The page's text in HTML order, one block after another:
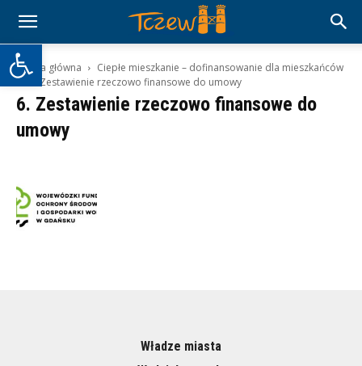
Otwórz pasek narzędzi
Strona główna
Ciepłe mieszkanie – dofinansowanie dla mieszkańców
6. Zestawienie rzeczowo finansowe do umowy
6. Zestawienie rzeczowo finansowe do
umowy
Władze miasta